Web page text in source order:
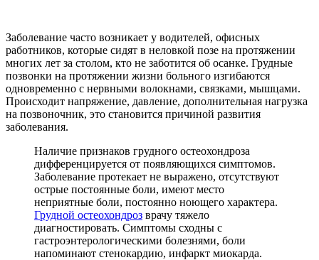
Заболевание часто возникает у водителей, офисных
работников, которые сидят в неловкой позе на протяжении
многих лет за столом, кто не заботится об осанке. Грудные
позвонки на протяжении жизни больного изгибаются
одновременно с нервными волокнами, связками, мышцами.
Происходит напряжение, давление, дополнительная нагрузка
на позвоночник, это становится причиной развития
заболевания.
Наличие признаков грудного остеохондроза
дифференцируется от появляющихся симптомов.
Заболевание протекает не выражено, отсутствуют
острые постоянные боли, имеют место
неприятные боли, постоянно ноющего характера.
Грудной остеохондроз врачу тяжело
диагностировать. Симптомы сходны с
гастроэнтерологическими болезнями, боли
напоминают стенокардию, инфаркт миокарда.